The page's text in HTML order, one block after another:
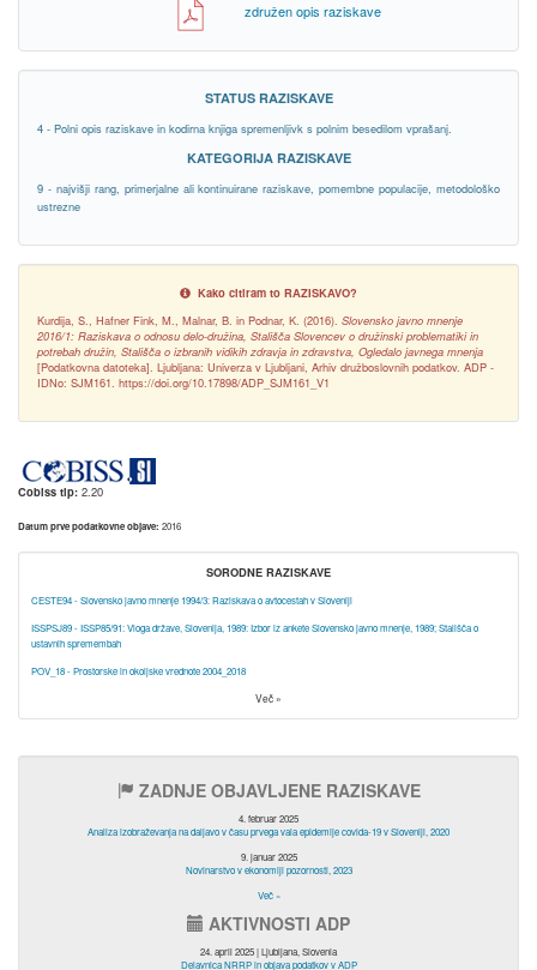
združen opis raziskave
STATUS RAZISKAVE
4 - Polni opis raziskave in kodirna knjiga spremenljivk s polnim besedilom vprašanj.
KATEGORIJA RAZISKAVE
9 - najvišji rang, primerjalne ali kontinuirane raziskave, pomembne populacije, metodološko
ustrezne
Kako citiram to RAZISKAVO?
Kurdija, S., Hafner Fink, M., Malnar, B. in Podnar, K. (2016). Slovensko javno mnenje
2016/1: Raziskava o odnosu delo-družina, Stališča Slovencev o družinski problematiki in
potrebah družin, Stališča o izbranih vidikih zdravja in zdravstva, Ogledalo javnega mnenja
[Podatkovna datoteka]. Ljubljana: Univerza v Ljubljani, Arhiv družboslovnih podatkov. ADP -
IDNo: SJM161. https://doi.org/10.17898/ADP_SJM161_V1
Cobiss tip: 2.20
Datum prve podatkovne objave: 2016
SORODNE RAZISKAVE
CESTE94 - Slovensko javno mnenje 1994/3: Raziskava o avtocestah v Sloveniji
ISSPSJ89 - ISSP85/91: Vloga države, Slovenija, 1989: Izbor iz ankete Slovensko javno mnenje, 1989; Stališča o
ustavnih spremembah
POV_18 - Prostorske in okoljske vrednote 2004_2018
Več »
ZADNJE OBJAVLJENE RAZISKAVE
4. februar 2025
Analiza izobraževanja na daljavo v času prvega vala epidemije covida-19 v Sloveniji, 2020
9. januar 2025
Novinarstvo v ekonomiji pozornosti, 2023
Več »
AKTIVNOSTI ADP
24. april 2025 | Ljubljana, Slovenia
Delavnica NRRP in objava podatkov v ADP